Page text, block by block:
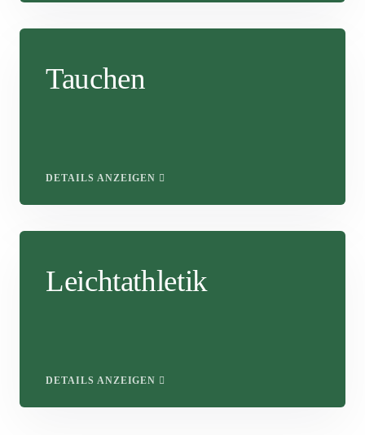
Tauchen
DETAILS ANZEIGEN
Leichtathletik
DETAILS ANZEIGEN